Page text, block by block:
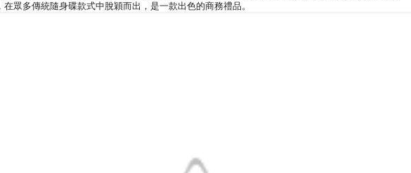
在眾多傳統隨身碟款式中脫穎而出，是一款出色的商務禮品。